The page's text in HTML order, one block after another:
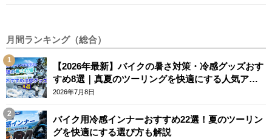
月間ランキング（総合）
【2026年最新】バイクの暑さ対策・冷感グッズおす
すめ8選｜真夏のツーリングを快適にする人気アイ
テム
2026年7月8日
バイク用冷感インナーおすすめ22選！夏のツーリン
グを快適にする選び方も解説